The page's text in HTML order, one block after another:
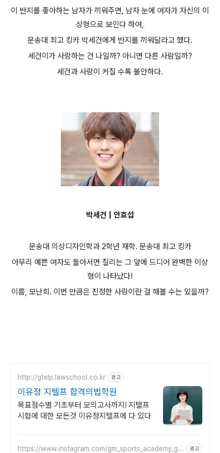
이 반지를 좋아하는 남자가 끼워주면, 남자 눈에 여자가 자신의 이
상형으로 보인다 하여,
문송대 최고 킹카 박세건에게 반지를 끼워달라고 했다.
세건이가 사랑하는 건 나일까? 아니면 다른 사람일까?
세건과 사랑이 커질 수록 불안하다.
박세건 | 안효섭
문송대 의상디자인학과 2학년 재학. 문송대 최고 킹카
아무리 예쁜 여자도 돌아서면 질리는 그 앞에 드디어 완벽한 이상
형이 나타났다!
이름, 모난희. 이번 만큼은 진정한 사랑이란 걸 해볼 수는 있을까?
http://gtelp.lawschool.co.kr 광고
이유정 지텔프 합격의법학원
목표점수별 기초부터 모의고사까지! 지텔프
시험에 대한 모든것 이유정지텔프에 다 있다
https://www.instagram.com/gm_sports_academy_gw
광고